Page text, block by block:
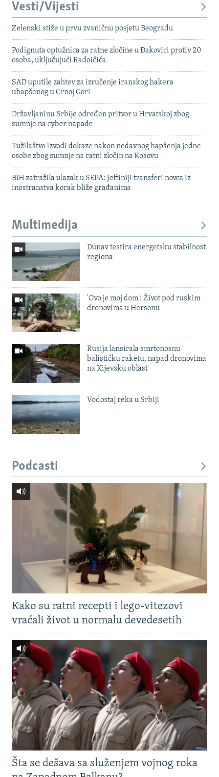
Vesti/Vijesti
Zelenski stiže u prvu zvaničnu posjetu Beogradu
Podignuta optužnica za ratne zločine u Đakovici protiv 20
osoba, uključujući Radoičića
SAD uputile zahtev za izručenje iranskog hakera
uhapšenog u Crnoj Gori
Državljaninu Srbije određen pritvor u Hrvatskoj zbog
sumnje na cyber napade
Tužilaštvo izvodi dokaze nakon nedavnog hapšenja jedne
osobe zbog sumnje na ratni zločin na Kosovu
BiH zatražila ulazak u SEPA: Jeftiniji transferi novca iz
inostranstva korak bliže građanima
Multimedija
Dunav testira energetsku stabilnost
regiona
'Ovo je moj dom': Život pod ruskim
dronovima u Hersonu
Rusija lansirala smrtonosnu
balističku raketu, napad dronovima
na Kijevsku oblast
Vodostaj reka u Srbiji
Podcasti
Kako su ratni recepti i lego-vitezovi
vraćali život u normalu devedesetih
Šta se dešava sa služenjem vojnog roka